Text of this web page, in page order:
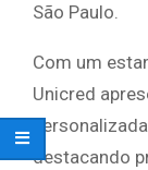
São Paulo.
Com um
Unicred
destacando